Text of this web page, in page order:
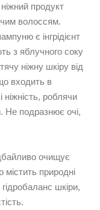
продукт
волоссям.
є інгрідієнт
з яблучного соку
ніжну шкіру від
входить в
ніжність, роблячи
Не подразнює очі,
очищує
природні
шкіри,